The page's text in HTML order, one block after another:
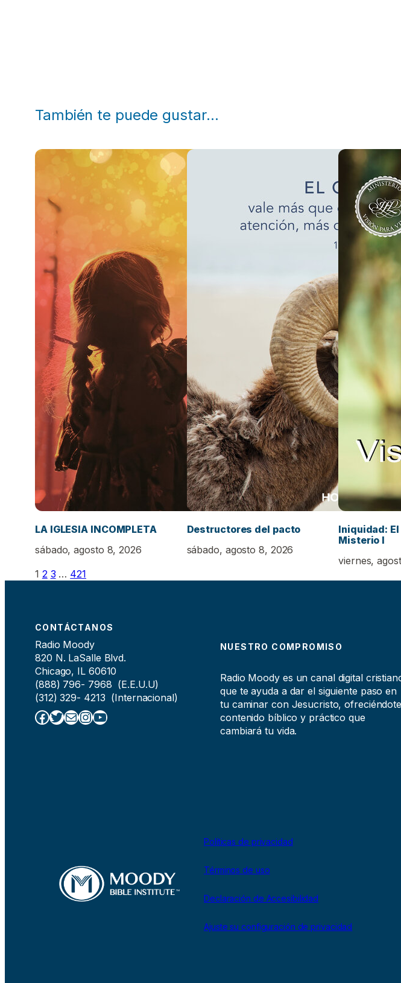
También te puede gustar…
LA IGLESIA INCOMPLETA
sábado, agosto 8, 2026
Destructores del pacto
sábado, agosto 8, 2026
Iniquidad:
Misterio I
viernes,
1 2 3 … 421
CONTÁCTANOS
Radio Moody
820 N. LaSalle Blvd.
Chicago, IL 60610
(888) 796- 7968 (E.E.U.U)
(312) 329- 4213 (Internacional)
Facebook Twitter Correo electrónico InstagramYouTube
NUESTRO COMPROMISO
Radio Moody es un canal digital
que te ayuda a dar el siguiente paso en
tu caminar con Jesucristo, ofreciéndote
contenido bíblico y práctico que
cambiará tu vida.
Políticas de privacidad
Términos de uso
Declaración de Accesibilidad
Ajuste su configuración de privacidad